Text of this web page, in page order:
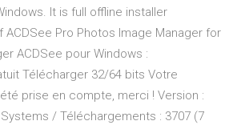
It is full offline installer
Pro Photos Image Manager for
ACDSee pour Windows :
Télécharger 32/64 bits Votre
prise en compte, merci ! Version :
Systems / Téléchargements : 3707 (7